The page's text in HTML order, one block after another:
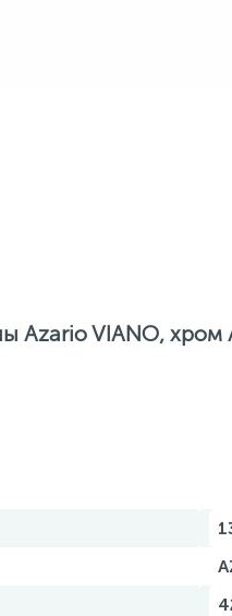
Azario VIANO, хром